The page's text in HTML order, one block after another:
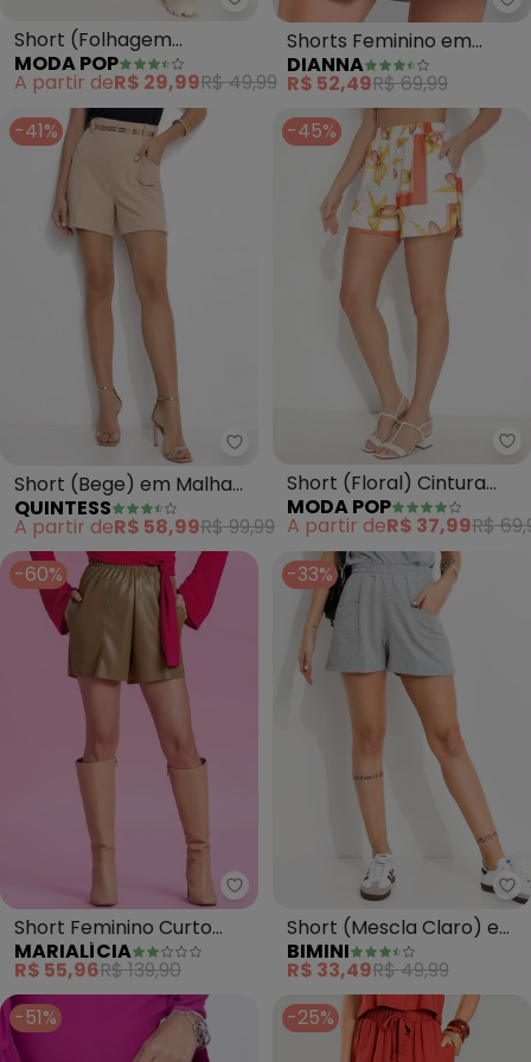
Moda Pop - Short (Folhagem
Short (Folhagem
Marinho) com Bolsos e
Babados
MODA POP
A partir deR$ 29,99R$ 49,99
Shorts Feminino em
Tecido Plano (Cinza)
DIANNA
R$ 52,49R$ 69,99
-41%
Quintess - Short (Bege) em
Short (Bege) em Malha
Texturizada
QUINTESS
A partir deR$ 58,99R$ 99,99
-45%
Short (Floral) Cintura
Alta com Bolsos
MODA POP
A partir deR$ 37,99R$
-60%
Marialícia - Short Feminino
Short Feminino Curto
(Marrom)
MARIALÍCIA
R$ 55,96R$ 139,90
-33%
Short (Mescla Claro) em
Moletinho
BIMINI
R$ 33,49R$ 49,99
-51%
-25%